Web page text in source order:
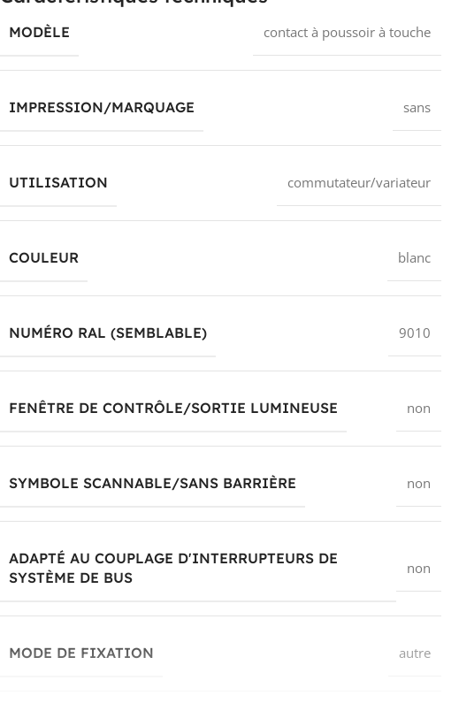
MODÈLE contact à poussoir à touche
IMPRESSION/MARQUAGE sans
UTILISATION commutateur/variateur
COULEUR blanc
NUMÉRO RAL (SEMBLABLE) 9010
FENÊTRE DE CONTRÔLE/SORTIE LUMINEUSE non
SYMBOLE SCANNABLE/SANS BARRIÈRE non
ADAPTÉ AU COUPLAGE D'INTERRUPTEURS DE
SYSTÈME DE BUS
non
MODE DE FIXATION autre